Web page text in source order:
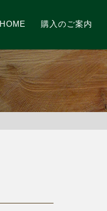
HOME 購入のご案内